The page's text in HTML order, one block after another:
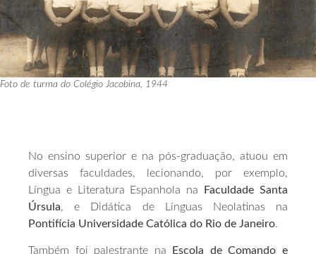
Foto de turma do Colégio Jacobina, 1944
No ensino superior e na pós-graduação, atuou em
diversas faculdades, lecionando, por exemplo,
Língua e Literatura Espanhola na
Faculdade Santa
Úrsula, e Didática de Línguas Neolatinas na
Pontifícia Universidade Católica do Rio de Janeiro.
Também foi palestrante na
Escola de Comando e